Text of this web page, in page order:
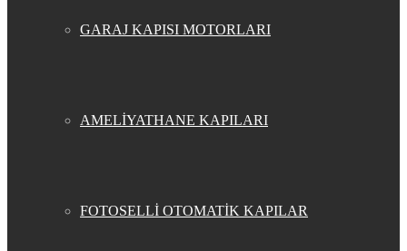
GARAJ KAPISI MOTORLARI
AMELİYATHANE KAPILARI
FOTOSELLİ OTOMATİK KAPILAR